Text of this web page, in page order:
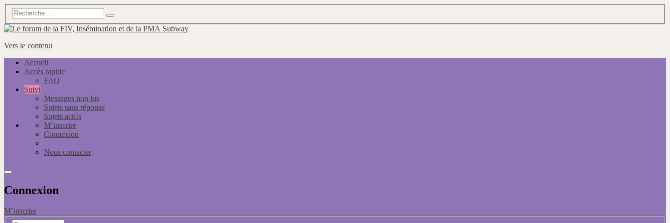
Subway
Vers le contenu
Accueil
Accès rapide
FAQ
Suivi
Messages non lus
Sujets sans réponse
Sujets actifs
M’inscrire
Connexion
Nous contacter
Connexion
M’inscrire